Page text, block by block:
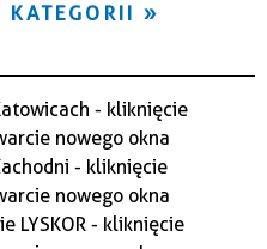
KATEGORII